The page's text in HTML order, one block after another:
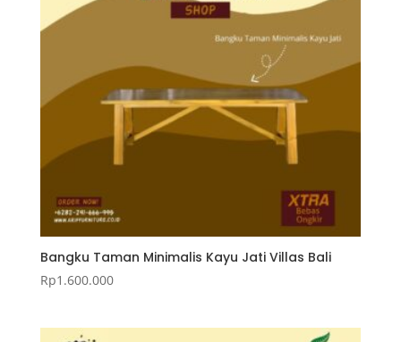
Bangku Taman Minimalis Kayu Jati Villas Bali
Rp1.600.000